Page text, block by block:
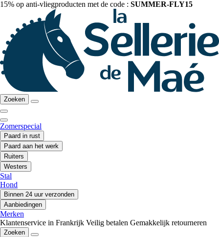
15% op anti-vliegproducten met de code : SUMMER-FLY15
Zoeken
Zomerspecial
Paard in rust
Paard aan het werk
Ruiters
Westers
Stal
Hond
Binnen 24 uur verzonden
Aanbiedingen
Merken
Klantenservice in Frankrijk Veilig betalen Gemakkelijk retourneren
Zoeken